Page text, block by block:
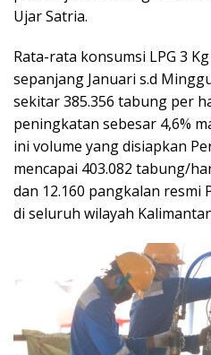
Ujar Satria.
Rata-rata konsumsi LPG 3
sepanjang Januari s.d
sekitar 385.356 tabung per
peningkatan sebesar 4,6%
ini volume yang disiapkan
mencapai 403.082 tabung/
dan 12.160 pangkalan resmi
di seluruh wilayah